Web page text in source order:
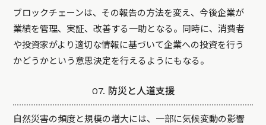
ブロックチェーンは、その報告の方法を変え、今後企業が
業績を管理、実証、改善する一助となる。同時に、消費者
や投資家がより適切な情報に基づいて企業への投資を行う
かどうかという意思決定を行えるようにもなる。
07. 防災と人道支援
自然災害の頻度と規模の増大には、一部に気候変動の影響